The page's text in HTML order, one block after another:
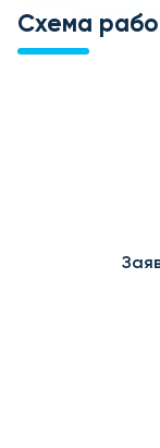
Схема